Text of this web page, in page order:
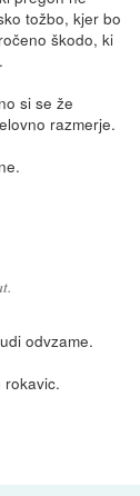
tožbo, kjer bo
škodo, ki
si se že
razmerje.
odvzame.
rokavic.